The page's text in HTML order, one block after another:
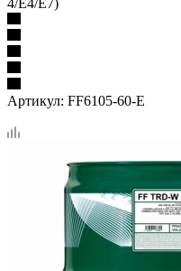
Артикул: FF6105-60-E